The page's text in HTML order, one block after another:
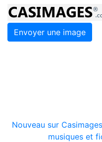
Envoyer une image
Nouveau sur
musiques et